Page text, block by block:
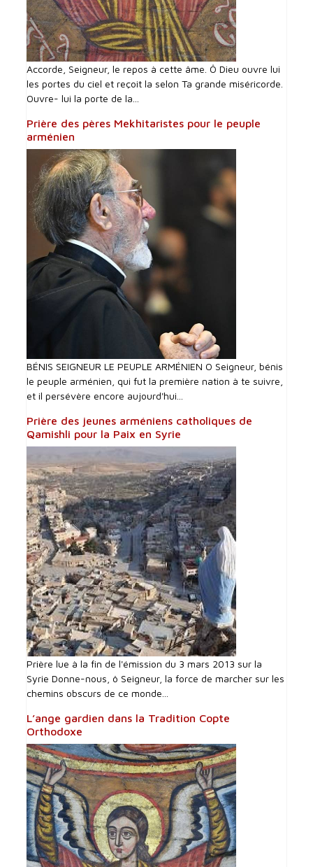
Accorde, Seigneur, le repos à cette âme. Ô Dieu ouvre lui
les portes du ciel et reçoit la selon Ta grande miséricorde.
Ouvre- lui la porte de la...
Prière des pères Mekhitaristes pour le peuple
arménien
BÉNIS SEIGNEUR LE PEUPLE ARMÉNIEN O Seigneur, bénis
le peuple arménien, qui fut la première nation à te suivre,
et il persévère encore aujourd'hui...
Prière des jeunes arméniens catholiques de
Qamishli pour la Paix en Syrie
Prière lue à la fin de l'émission du 3 mars 2013 sur la
Syrie Donne-nous, ô Seigneur, la force de marcher sur les
chemins obscurs de ce monde...
L’ange gardien dans la Tradition Copte
Orthodoxe